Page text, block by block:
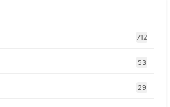
712
53
29